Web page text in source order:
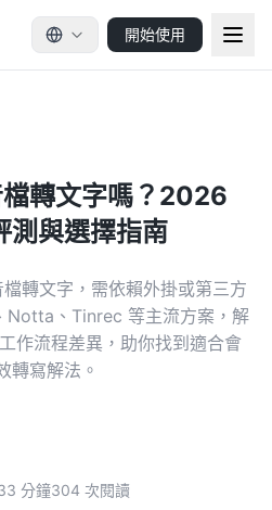
開始使用
轉文字嗎？2026
測與選擇指南
轉文字，需依賴外掛或第三方
Notta、Tinrec 等主流方案，解
作流程差異，助你找到適合會
轉寫解法。
分鐘304 次閱讀